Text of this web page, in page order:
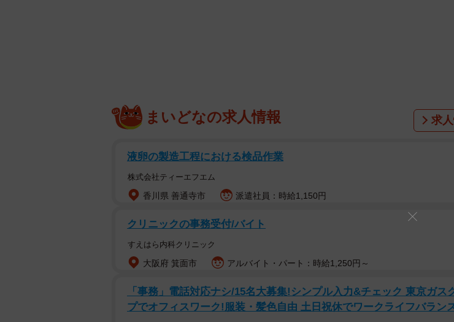
まいどなの求人情報 求
液卵の製造工程における検品作業
株式会社ティーエフエム
香川県 善通寺市 派遣社員：時給1,150円
クリニックの事務受付/バイト
すえはら内科クリニック
大阪府 箕面市 アルバイト・パート：時給1,250円～
「事務」電話対応ナシ/15名大募集!シンプル入力&チェック 東京ガス
プでオフィスワーク!服装・髪色自由 土日祝休でワークライフバラン